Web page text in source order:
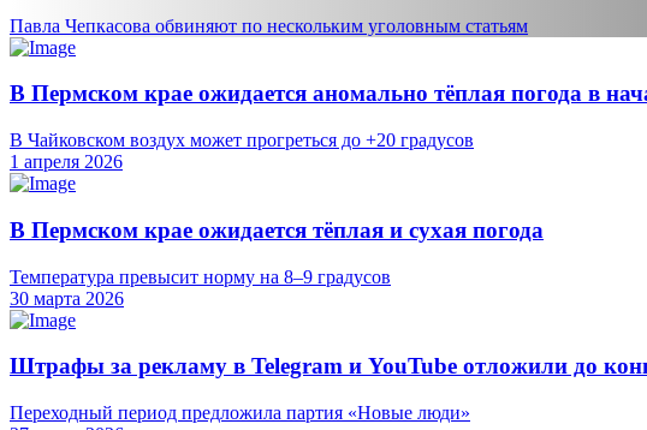
Павла Чепкасова обвиняют по нескольким уголовным статьям
В Пермском крае ожидается аномально тёплая погода в
В Чайковском воздух может прогреться до +20 градусов
1 апреля 2026
В Пермском крае ожидается тёплая и сухая погода
Температура превысит норму на 8–9 градусов
30 марта 2026
Штрафы за рекламу в Telegram и YouTube отложили до
Переходный период предложила партия «Новые люди»